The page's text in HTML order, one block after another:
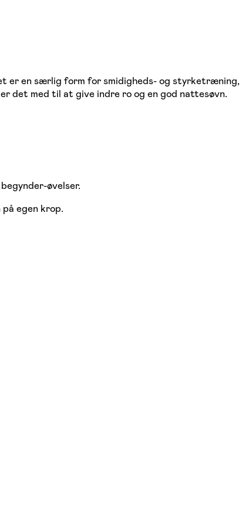
er en særlig form for smidigheds- og styrketræning,
det med til at give indre ro og en god nattesøvn.
øvelser.
egen krop.